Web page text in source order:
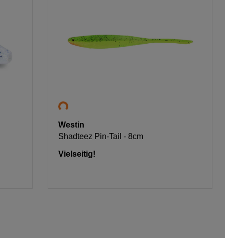
Westin
Shadteez Pin-Tail - 8cm
Vielseitig!